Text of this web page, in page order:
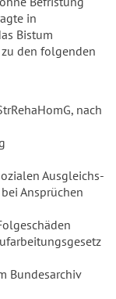
in
Bistum
den folgenden
nach
Ausgleichs-
Ansprüchen
Bundesarchiv